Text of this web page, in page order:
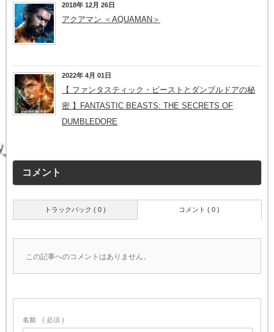
2018年 12月 26日
アクアマン ＜AQUAMAN＞
2022年 4月 01日
【 ファンタスティック・ビーストとダンブルドアの秘
密 】FANTASTIC BEASTS: THE SECRETS OF
DUMBLEDORE
コメント
トラックバック ( 0 ) コメント ( 0 )
この記事へのコメントはありません。
名前 ( 必須 )